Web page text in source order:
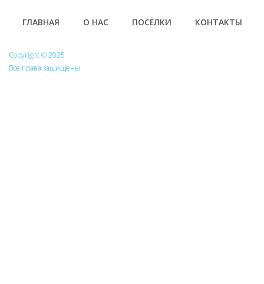
Footer
ГЛАВНАЯ О НАС ПОСЁЛКИ КОНТАКТЫ
Copyright © 2025
Все права защищены.